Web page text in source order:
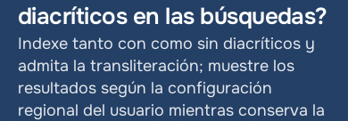
diacríticos en las búsquedas?
Indexe tanto con como sin diacríticos y
admita la transliteración; muestre los
resultados según la configuración
regional del usuario mientras conserva la